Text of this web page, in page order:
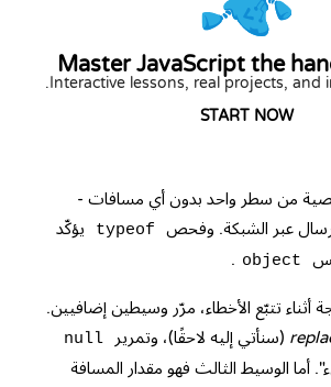
Master JavaScript the
Interactive lessons, real projects, and
START NOW
من سطر واحد بدون أي مسافات -
عبر الشبكة. وفحص
typeof
يؤكّد
object
.
أثناء تتبّع الأخطاء، مرّر وسيطين إضافيين.
(سنأتي إليه لاحقًا)، وتمرير null
الوسيط الثالث فهو مقدار المسافة